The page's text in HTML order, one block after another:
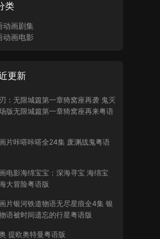
类
动画剧集
动画电影
更新
：无限城篇第一章猗窝座再袭 鬼灭
版无限城篇第一章猗窝座再来粤语
片咔嗒咔嗒全24集 废渊战鬼粤语
电影海绵宝宝：深海寻宝 海绵宝
大冒险粤语版
片银河铁道物语无尽星痕全4集 银
语被时间遗忘的行星粤语版
提欧奥特曼粤语版